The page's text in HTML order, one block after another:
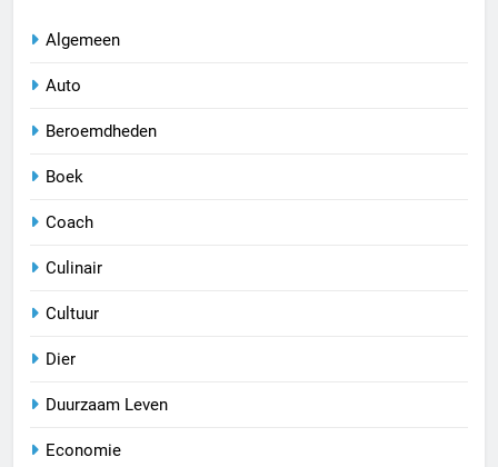
Algemeen
Auto
Beroemdheden
Boek
Coach
Culinair
Cultuur
Dier
Duurzaam Leven
Economie